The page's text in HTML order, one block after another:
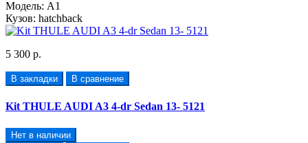
Модель: A1
Кузов: hatchback
5 300 р.
В закладки В сравнение
Kit THULE AUDI A3 4-dr Sedan 13- 5121
Нет в наличии